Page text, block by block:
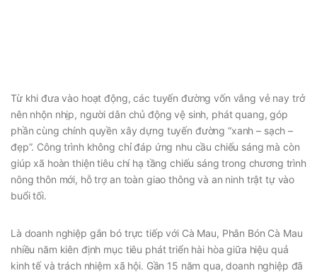
Từ khi đưa vào hoạt động, các tuyến đường vốn vắng vẻ nay trở
nên nhộn nhịp, người dân chủ động vệ sinh, phát quang, góp
phần cùng chính quyền xây dựng tuyến đường “xanh – sạch –
đẹp”. Công trình không chỉ đáp ứng nhu cầu chiếu sáng mà còn
giúp xã hoàn thiện tiêu chí hạ tầng chiếu sáng trong chương trình
nông thôn mới, hỗ trợ an toàn giao thông và an ninh trật tự vào
buổi tối.
Là doanh nghiệp gắn bó trực tiếp với Cà Mau, Phân Bón Cà Mau
nhiều năm kiên định mục tiêu phát triển hài hòa giữa hiệu quả
kinh tế và trách nhiệm xã hội. Gần 15 năm qua, doanh nghiệp đã